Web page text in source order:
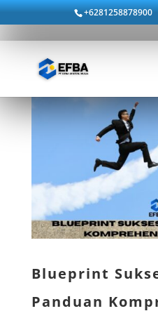
+6281258878900
Blueprint
Panduan